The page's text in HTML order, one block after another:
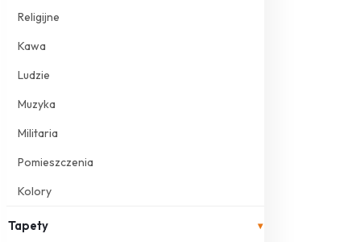
Religijne
Kawa
Ludzie
Muzyka
Militaria
Pomieszczenia
Kolory
Tapety ▾